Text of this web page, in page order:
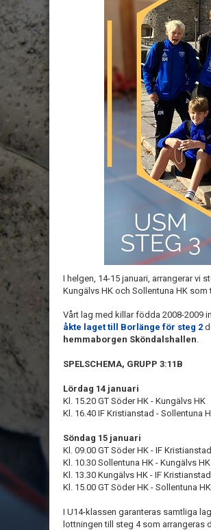
I helgen, 14-15 januari, arrangerar vi
Kungälvs HK och Sollentuna HK
Vårt lag med killar födda 2008-2009
åkte laget till Borlänge för steg 2
hemmaborgen Sköndalshallen.
SPELSCHEMA, GRUPP 3:11B
Lördag 14 januari
Kl. 15.20 GT Söder HK - Kungälvs HK
Kl. 16.40 IF Kristianstad - Sollentuna
Söndag 15 januari
Kl. 09.00 GT Söder HK - IF
Kl. 10.30 Sollentuna HK - Kungälvs
Kl. 13.30 Kungälvs HK - IF
Kl. 15.00 GT Söder HK - Sollentuna
I U14-klassen garanteras samtliga
lottningen till steg 4 som arrangeras